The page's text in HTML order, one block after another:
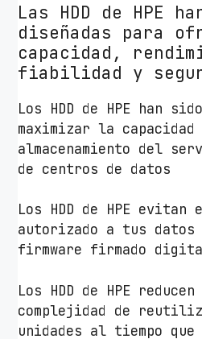
Las HDD de HPE
diseñadas para
capacidad,
fiabilidad y
Los HDD de HPE han
maximizar la
almacenamiento del
de centros de datos
Los HDD de HPE evitan
autorizado a tus datos
firmware firmado
Los HDD de HPE
complejidad de
unidades al tiempo